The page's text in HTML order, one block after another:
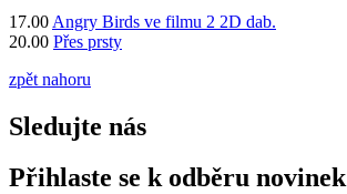
​17.00 Angry Birds ve filmu 2 2D dab.
20.00 Přes prsty
zpět nahoru
Sledujte nás
Přihlaste se k odběru novinek